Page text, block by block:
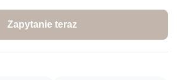
Zapytanie teraz